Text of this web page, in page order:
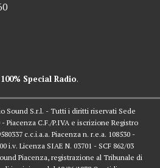
Special Radio.
Sound S.r.l. - Tutti i diritti riservati Sede
Piacenza C.F./P.IVA e iscrizione Registro
c.c.i.a.a. Piacenza n. r.e.a. 108530 -
i.v. Licenza SIAE N. 03701 - SCF 862/03
Piacenza, registrazione al Tribunale di